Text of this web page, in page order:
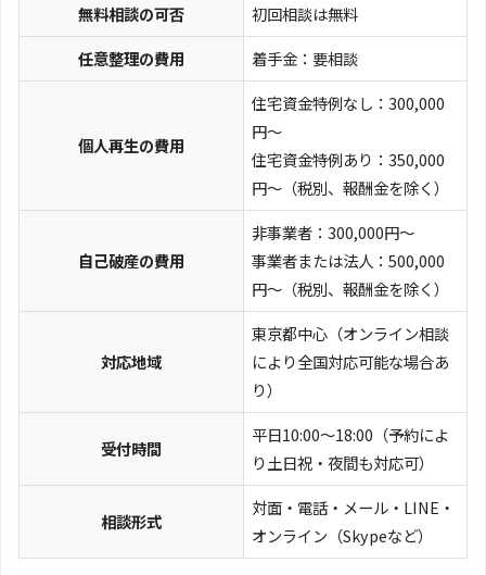
無料相談の可否
初回相談は無料
任意整理の費用
着手金：要相談
個人再生の費用
住宅資金特例なし：300,000
円～
住宅資金特例あり：350,000
円～（税別、報酬金を除く）
自己破産の費用
非事業者：300,000円～
事業者または法人：500,000
円～（税別、報酬金を除く）
対応地域
東京都中心（オンライン相談
により全国対応可能な場合あ
り）
受付時間
平日10:00〜18:00（予約によ
り土日祝・夜間も対応可）
相談形式
対面・電話・メール・LINE・
オンライン（Skypeなど）